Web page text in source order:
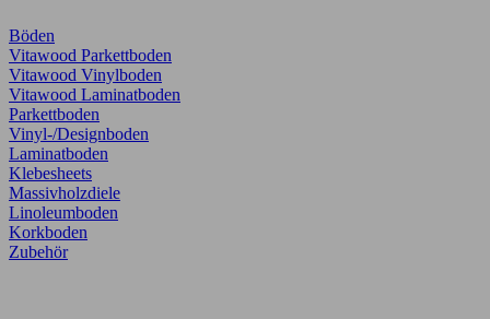
Böden
Vitawood Parkettboden
Vitawood Vinylboden
Vitawood Laminatboden
Parkettboden
Vinyl-/Designboden
Laminatboden
Klebesheets
Massivholzdiele
Linoleumboden
Korkboden
Zubehör